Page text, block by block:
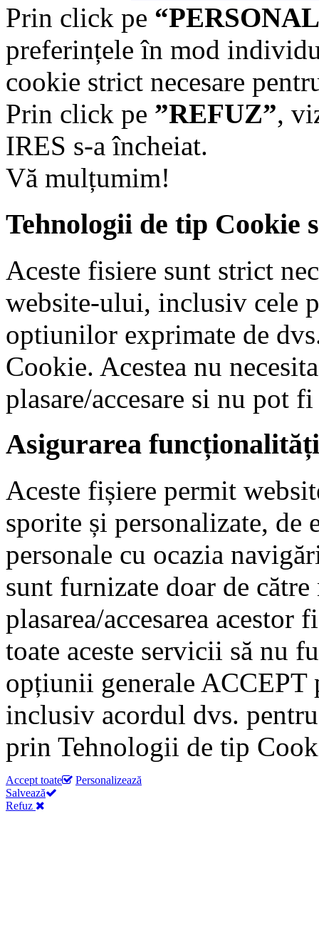
Prin click pe
preferințele în mod
cookie strict necesare
Prin click pe ”REFUZ”,
IRES s-a încheiat.
Vă mulțumim!
Tehnologii de tip Cookie
Aceste fisiere sunt strict
website-ului, inclusiv cele
optiunilor exprimate de
Cookie. Acestea nu
plasare/accesare si nu pot
Asigurarea
Aceste fișiere permit
sporite și personalizate, de
personale cu ocazia
sunt furnizate doar de
plasarea/accesarea acestor
toate aceste servicii să nu
opțiunii generale ACCEPT
inclusiv acordul dvs.
prin Tehnologii de tip
Accept toate
Personalizează
Salvează
Refuz